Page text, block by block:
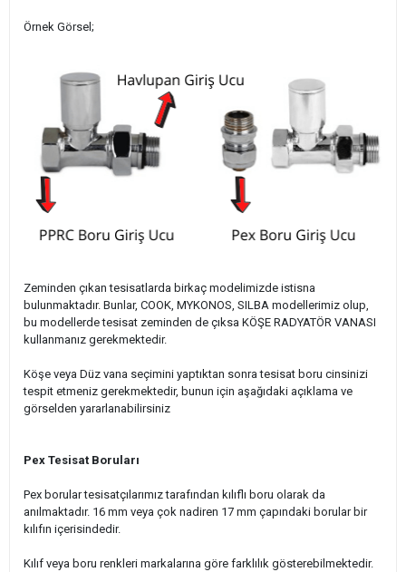
Örnek Görsel;
Zeminden çıkan tesisatlarda birkaç modelimizde istisna
bulunmaktadır. Bunlar, COOK, MYKONOS, SILBA modellerimiz olup,
bu modellerde tesisat zeminden de çıksa KÖŞE RADYATÖR VANASI
kullanmanız gerekmektedir.
Köşe veya Düz vana seçimini yaptıktan sonra tesisat boru cinsinizi
tespit etmeniz gerekmektedir, bunun için aşağıdaki açıklama ve
görselden yararlanabilirsiniz
Pex Tesisat Boruları
Pex borular tesisatçılarımız tarafından kılıflı boru olarak da
anılmaktadır. 16 mm veya çok nadiren 17 mm çapındaki borular bir
kılıfın içerisindedir.
Kılıf veya boru renkleri markalarına göre farklılık gösterebilmektedir.